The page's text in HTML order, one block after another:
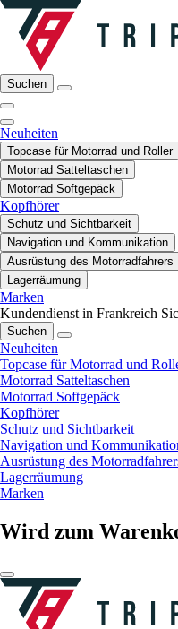
Suchen
Neuheiten
Topcase für Motorrad und Roller
Motorrad Satteltaschen
Motorrad Softgepäck
Kopfhörer
Schutz und Sichtbarkeit
Navigation und Kommunikation
Ausrüstung des Motorradfahrers
Lagerräumung
Marken
Kundendienst in Frankreich
Suchen
Neuheiten
Topcase für Motorrad und
Motorrad Satteltaschen
Motorrad Softgepäck
Kopfhörer
Schutz und Sichtbarkeit
Navigation und
Ausrüstung des
Lagerräumung
Marken
Wird zum